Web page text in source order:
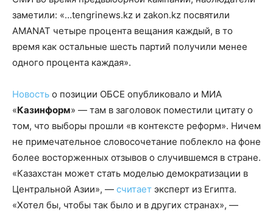
заметили: «…tengrinews.kz и zakon.kz посвятили
AMANAT четыре процента вещания каждый, в то
время как остальные шесть партий получили менее
одного процента каждая».
Новость о позиции ОБСЕ опубликовало и МИА
«Казинформ» — там в заголовок поместили цитату о
том, что выборы прошли «в контексте реформ». Ничем
не примечательное словосочетание поблекло на фоне
более восторженных отзывов о случившемся в стране.
«Казахстан может стать моделью демократизации в
Центральной Азии», — считает эксперт из Египта.
«Хотел бы, чтобы так было и в других странах», —